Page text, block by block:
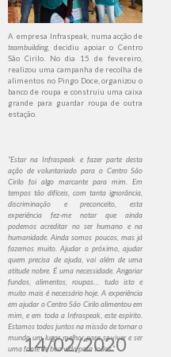
A empresa Infraspeak, numa acção de
teambuilding, decidiu apoiar o Centro
São Cirilo. No dia 15 de fevereiro,
realizou uma campanha de recolha de
alimentos no Pingo Doce, organizou o
banco de roupa e construiu uma caixa
grande para guardar roupa de outra
estação.
“Estar na Infraspeak e fazer parte desta
ação de voluntariado para o Centro São
Cirilo foi algo marcante para mim. Em
tempos tão difíceis, com tanta ignorância,
discriminação e preconceito, esta
experiência fez-me notar que ainda
podemos acreditar no ser humano e na
humanidade. Ainda somos poucos, mas já
fazemos muito. Ajudar o próximo, ajudar
quem precisa de ajuda, vai além de uma
atitude nobre. É uma necessidade. Angariar
fundos, alimentos, roupas… tudo isto e
muito mais é necessário hoje. A experiência
em ajudar o Centro São Cirilo alimentou em
mim, e em toda a Infraspeak, este espírito.
Estamos todos juntos na missão de tornar o
mundo um lugar melhor para se viver e ser
uma fonte de boa vida para todos.”
14/02/2020